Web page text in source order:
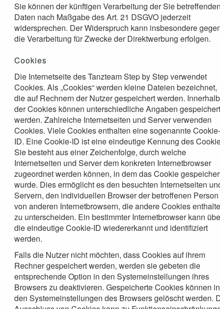
Sie können der künftigen Verarbeitung der Sie
Daten nach Maßgabe des Art. 21 DSGVO jederzeit
widersprechen. Der Widerspruch kann insbesondere
die Verarbeitung für Zwecke der Direktwerbung erfolgen.
Cookies
Die Internetseite des Tanzteam Step by Step verwendet
Cookies. Als „Cookies“ werden kleine Dateien bezeichnet,
die auf Rechnern der Nutzer gespeichert werden. Innerhalb
der Cookies können unterschiedliche Angaben
werden. Zahlreiche Internetseiten und Server verwenden
Cookies. Viele Cookies enthalten eine sogenannte
ID. Eine Cookie-ID ist eine eindeutige Kennung des
Sie besteht aus einer Zeichenfolge, durch welche
Internetseiten und Server dem konkreten Internetbrowser
zugeordnet werden können, in dem das Cookie
wurde. Dies ermöglicht es den besuchten Internetseiten
Servern, den individuellen Browser der betroffenen Person
von anderen Internetbrowsern, die andere Cookies
zu unterscheiden. Ein bestimmter Internetbrowser kann
die eindeutige Cookie-ID wiedererkannt und identifiziert
werden.
Falls die Nutzer nicht möchten, dass Cookies auf ihrem
Rechner gespeichert werden, werden sie gebeten die
entsprechende Option in den Systemeinstellungen ihres
Browsers zu deaktivieren. Gespeicherte Cookies können in
den Systemeinstellungen des Browsers gelöscht werden.